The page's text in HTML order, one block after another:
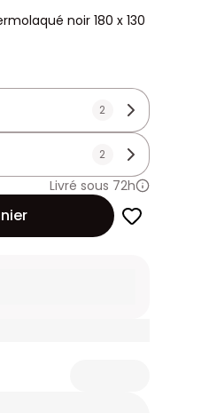
noir 180 x 130
2
2
Livré sous 72h